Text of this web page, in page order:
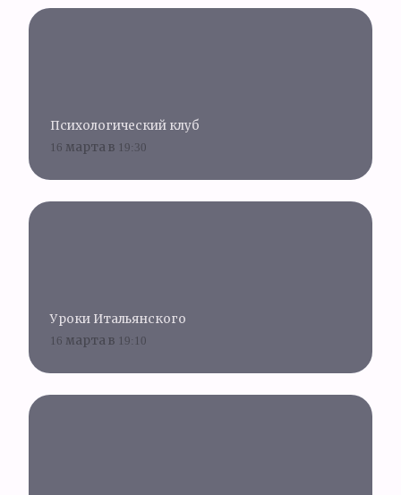
Психологический клуб
16 марта в 19:30
Уроки Итальянского
16 марта в 19:10